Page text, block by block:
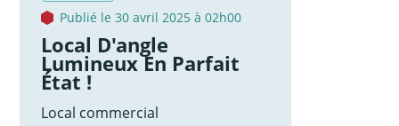
Publié le 30 avril 2025 à 02h00
Local D'angle
Lumineux En Parfait
État !
Local commercial